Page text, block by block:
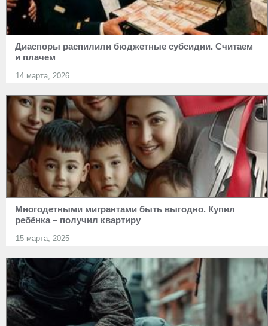
Диаспоры распилили бюджетные субсидии. Считаем
и плачем
14 марта, 2026
Многодетными мигрантами быть выгодно. Купил
ребёнка – получил квартиру
15 марта, 2025